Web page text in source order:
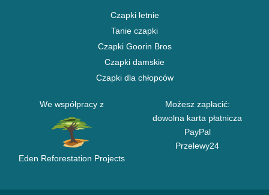
Czapki letnie
Tanie czapki
Czapki Goorin Bros
Czapki damskie
Czapki dla chłopców
We współpracy z
Eden Reforestation Projects
Możesz zapłacić:
dowolna karta płatnicza
PayPal
Przelewy24